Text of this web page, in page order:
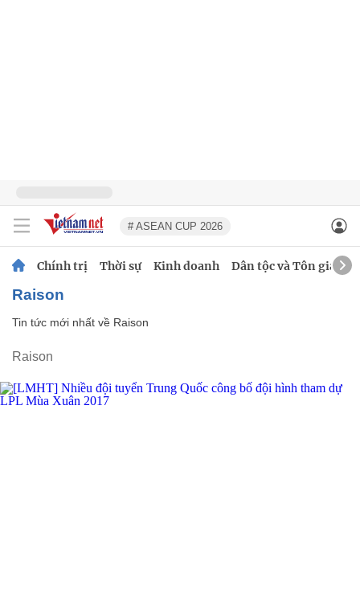
# ASEAN CUP 2026
Chính trị Thời sự Kinh doanh Dân tộc và Tôn giáo
Raison
Tin tức mới nhất về Raison
Raison